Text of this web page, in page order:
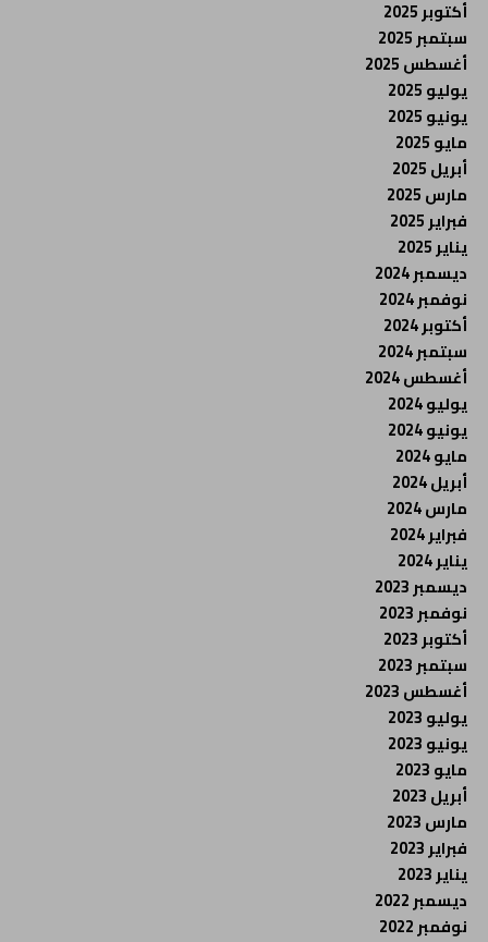
أكتوبر 2025
سبتمبر 2025
أغسطس 2025
يوليو 2025
يونيو 2025
مايو 2025
أبريل 2025
مارس 2025
فبراير 2025
يناير 2025
ديسمبر 2024
نوفمبر 2024
أكتوبر 2024
سبتمبر 2024
أغسطس 2024
يوليو 2024
يونيو 2024
مايو 2024
أبريل 2024
مارس 2024
فبراير 2024
يناير 2024
ديسمبر 2023
نوفمبر 2023
أكتوبر 2023
سبتمبر 2023
أغسطس 2023
يوليو 2023
يونيو 2023
مايو 2023
أبريل 2023
مارس 2023
فبراير 2023
يناير 2023
ديسمبر 2022
نوفمبر 2022